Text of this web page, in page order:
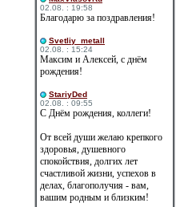
02.08. : 19:58
Благодарю за поздравления!
Svetliy_metall
02.08. : 15:24
Максим и Алексей, с днём
рождения!
StariyDed
02.08. : 09:55
С Днём рождения, коллеги!
От всей души желаю крепкого
здоровья, душевного
спокойствия, долгих лет
счастливой жизни, успехов в
делах, благополучия - вам,
вашим родным и близким!